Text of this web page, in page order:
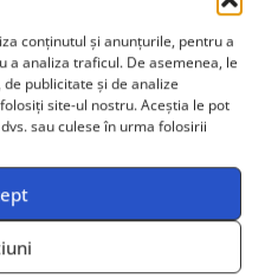
conținutul și anunțurile, pentru a
analiza traficul. De asemenea, le
publicitate și de analize
site-ul nostru. Aceștia le pot
sau culese în urma folosirii
moment.
cursurilor
tale?